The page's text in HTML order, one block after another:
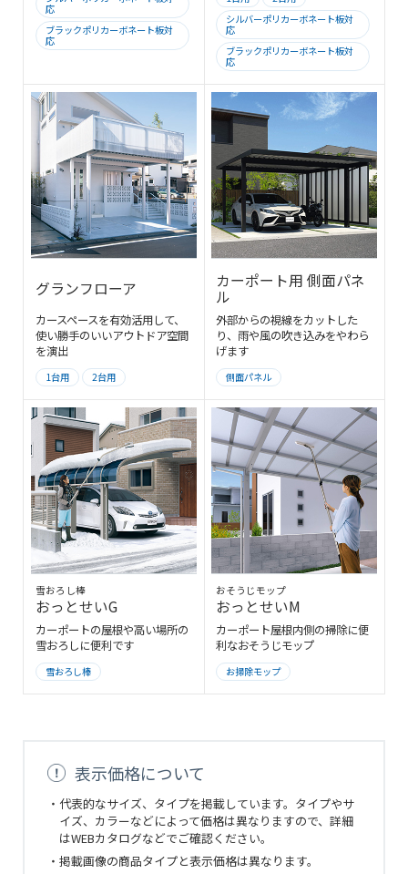
応
ブラックポリカーボネート板対
応
シルバーポリカーボネート板対
応
ブラックポリカーボネート板対
応
グランフローア
カースペースを有効活用して、
使い勝手のいいアウトドア空間
を演出
1台用 2台用
カーポート用 側面パネ
ル
外部からの視線をカットした
り、雨や風の吹き込みをやわら
げます
側面パネル
雪おろし棒
おっとせいG
カーポートの屋根や高い場所の
雪おろしに便利です
雪おろし棒
おそうじモップ
おっとせいM
カーポート屋根内側の掃除に便
利なおそうじモップ
お掃除モップ
表示価格について
・代表的なサイズ、タイプを掲載しています。タイプやサ
イズ、カラーなどによって価格は異なりますので、詳細
はWEBカタログなどでご確認ください。
・掲載画像の商品タイプと表示価格は異なります。